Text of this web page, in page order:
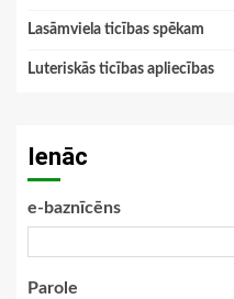
Lasāmviela ticības spēkam
Luteriskās ticības apliecības
Ienāc
e-baznīcēns
Parole